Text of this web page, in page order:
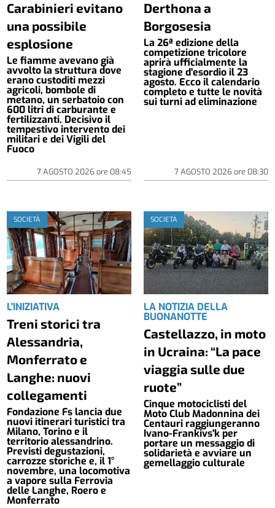
Carabinieri evitano
una possibile
esplosione
Le fiamme avevano già
avvolto la struttura dove
erano custoditi mezzi
agricoli, bombole di
metano, un serbatoio con
600 litri di carburante e
fertilizzanti. Decisivo il
tempestivo intervento dei
militari e dei Vigili del
Fuoco
7 AGOSTO 2026ore 08:45
Derthona a
Borgosesia
La 26ª edizione della
competizione tricolore
aprirà ufficialmente la
stagione d'esordio il 23
agosto. Ecco il calendario
completo e tutte le novità
sui turni ad eliminazione
7 AGOSTO 2026ore 08:30
SOCIETÀ
L'INIZIATIVA
Treni storici tra
Alessandria,
Monferrato e
Langhe: nuovi
collegamenti
Fondazione Fs lancia due
nuovi itinerari turistici tra
Milano, Torino e il
territorio alessandrino.
Previsti degustazioni,
carrozze storiche e, il 1°
novembre, una locomotiva
a vapore sulla Ferrovia
delle Langhe, Roero e
Monferrato
SOCIETÀ
LA NOTIZIA DELLA
BUONANOTTE
Castellazzo, in moto
in Ucraina: “La pace
viaggia sulle due
ruote”
Cinque motociclisti del
Moto Club Madonnina dei
Centauri raggiungeranno
Ivano-Frankivs'k per
portare un messaggio di
solidarietà e avviare un
gemellaggio culturale